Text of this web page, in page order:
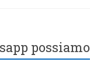
possiamo